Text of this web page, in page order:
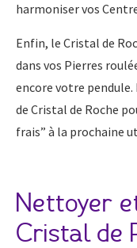
harmoniser vos
Enfin, le Cristal de
dans vos Pierres
encore votre pendule.
de Cristal de Roche
frais” à la prochaine
Nettoyer
Cristal de